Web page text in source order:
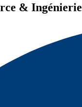
& Ingénierie